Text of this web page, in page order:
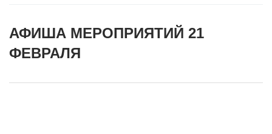
АФИША МЕРОПРИЯТИЙ 21
ФЕВРАЛЯ